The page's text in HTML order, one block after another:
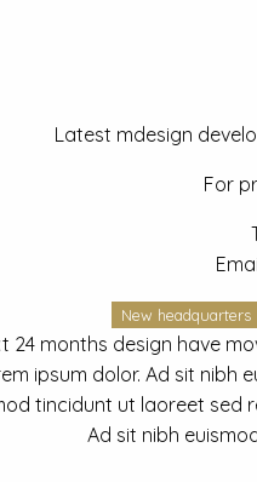
Latest mdesign
For
New headquarters
months design have
ipsum dolor. Ad sit
tincidunt ut laoreet
Ad sit nibh